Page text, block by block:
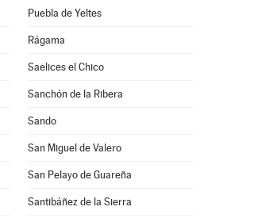
Puebla de Yeltes
Rágama
Saelices el Chico
Sanchón de la Ribera
Sando
San Miguel de Valero
San Pelayo de Guareña
Santibáñez de la Sierra